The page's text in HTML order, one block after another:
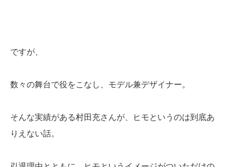
ですが、
数々の舞台で役をこなし、モデル兼デザイナー。
そんな実績がある村田充さんが、ヒモというのは到底あ
りえない話。